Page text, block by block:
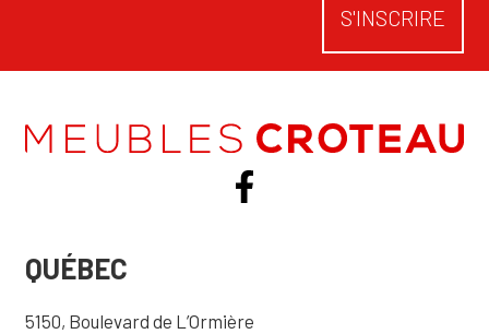
S'INSCRIRE
QUÉBEC
5150, Boulevard de L’Ormière